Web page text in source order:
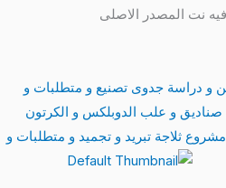
نت المصدر الاصلى
و دراسة جدوى تصنيع و متطلبات و
و علب الدوبلكس و الكرتون
مشروع ثلاجة تبريد و تجميد و متطلبات و